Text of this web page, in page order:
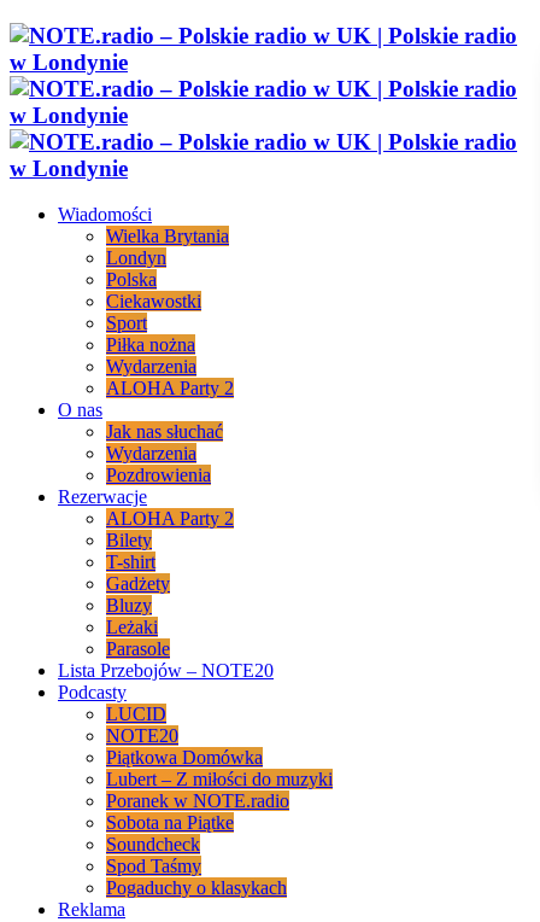
Wiadomości
Wielka Brytania
Londyn
Polska
Ciekawostki
Sport
Piłka nożna
Wydarzenia
ALOHA Party 2
O nas
Jak nas słuchać
Wydarzenia
Pozdrowienia
Rezerwacje
ALOHA Party 2
Bilety
T-shirt
Gadżety
Bluzy
Leżaki
Parasole
Lista Przebojów – NOTE20
Podcasty
LUCID
NOTE20
Piątkowa Domówka
Lubert – Z miłości do muzyki
Poranek w NOTE.radio
Sobota na Piątke
Soundcheck
Spod Taśmy
Pogaduchy o klasykach
Reklama